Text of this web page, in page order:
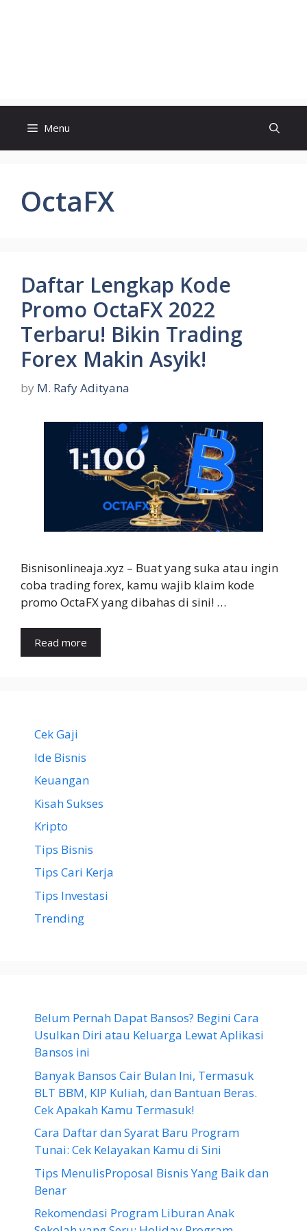
Menu
OctaFX
Daftar Lengkap Kode
Promo OctaFX 2022
Terbaru! Bikin Trading
Forex Makin Asyik!
by M. Rafy Adityana
Bisnisonlineaja.xyz – Buat yang suka atau ingin
coba trading forex, kamu wajib klaim kode
promo OctaFX yang dibahas di sini! …
Read more
Cek Gaji
Ide Bisnis
Keuangan
Kisah Sukses
Kripto
Tips Bisnis
Tips Cari Kerja
Tips Investasi
Trending
Belum Pernah Dapat Bansos? Begini Cara
Usulkan Diri atau Keluarga Lewat Aplikasi
Bansos ini
Banyak Bansos Cair Bulan Ini, Termasuk
BLT BBM, KIP Kuliah, dan Bantuan Beras.
Cek Apakah Kamu Termasuk!
Cara Daftar dan Syarat Baru Program
Tunai: Cek Kelayakan Kamu di Sini
Tips MenulisProposal Bisnis Yang Baik dan
Benar
Rekomendasi Program Liburan Anak